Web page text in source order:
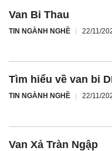
Van Bi Thau
TIN NGÀNH NGHỀ 22/11/
Tìm hiểu về van bi
TIN NGÀNH NGHỀ 22/11/
Van Xả Tràn Ngập